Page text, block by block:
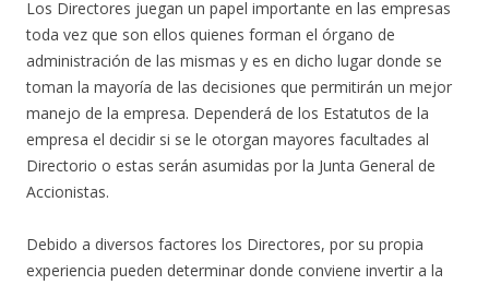
Los Directores juegan un papel importante en las empresas
toda vez que son ellos quienes forman el órgano de
administración de las mismas y es en dicho lugar donde se
toman la mayoría de las decisiones que permitirán un mejor
manejo de la empresa. Dependerá de los Estatutos de la
empresa el decidir si se le otorgan mayores facultades al
Directorio o estas serán asumidas por la Junta General de
Accionistas.
Debido a diversos factores los Directores, por su propia
experiencia pueden determinar donde conviene invertir a la